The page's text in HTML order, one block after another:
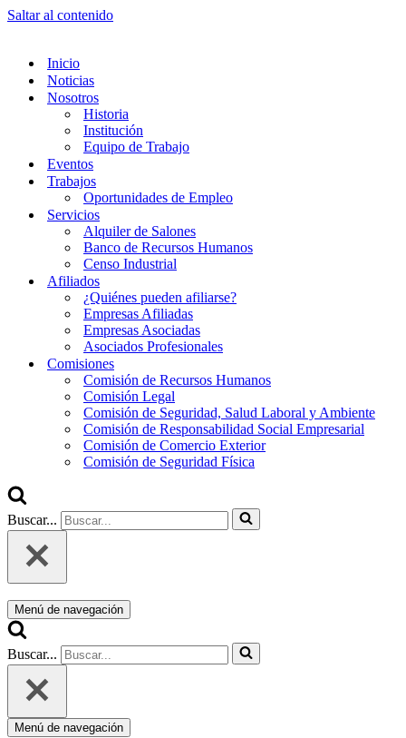
Saltar al contenido
Inicio
Noticias
Nosotros
Historia
Institución
Equipo de Trabajo
Eventos
Trabajos
Oportunidades de Empleo
Servicios
Alquiler de Salones
Banco de Recursos Humanos
Censo Industrial
Afiliados
¿Quiénes pueden afiliarse?
Empresas Afiliadas
Empresas Asociadas
Asociados Profesionales
Comisiones
Comisión de Recursos Humanos
Comisión Legal
Comisión de Seguridad, Salud Laboral y Ambiente
Comisión de Responsabilidad Social Empresarial
Comisión de Comercio Exterior
Comisión de Seguridad Física
Buscar...
Menú de navegación
Buscar...
Menú de navegación